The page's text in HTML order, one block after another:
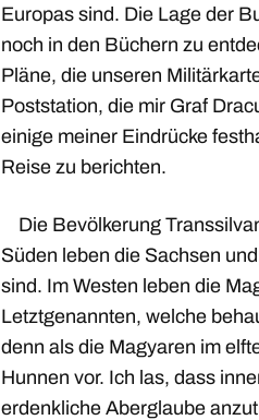
Europas sind. Die Lage der
noch in den Büchern zu
Pläne, die unseren
Poststation, die mir Graf
einige meiner Eindrücke
Reise zu berichten.
Die Bevölkerung
Süden leben die Sachsen
sind. Im Westen leben die
Letztgenannten, welche
denn als die Magyaren im
Hunnen vor. Ich las, dass
erdenkliche Aberglaube